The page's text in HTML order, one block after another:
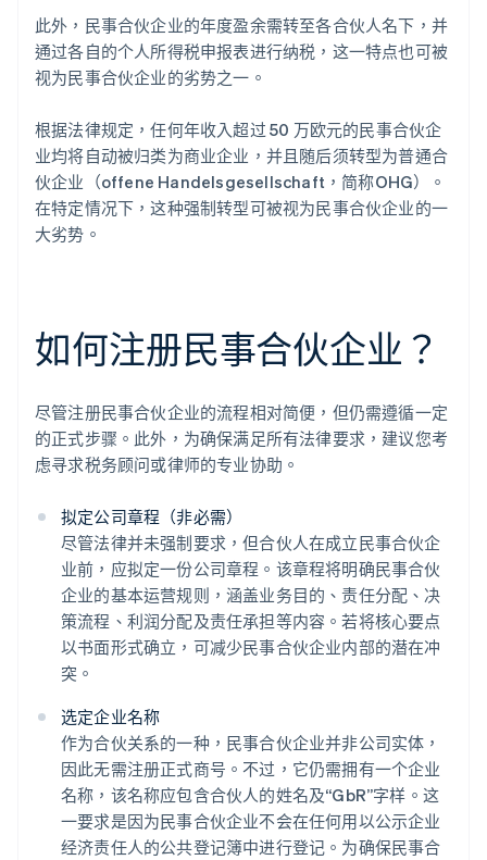
此外，民事合伙企业的年度盈余需转至各合伙人名下，并
通过各自的个人所得税申报表进行纳税，这一特点也可被
视为民事合伙企业的劣势之一。
根据法律规定，任何年收入超过 50 万欧元的民事合伙企
业均将自动被归类为商业企业，并且随后须转型为普通合
伙企业（offene Handelsgesellschaft，简称OHG）。
在特定情况下，这种强制转型可被视为民事合伙企业的一
大劣势。
如何注册民事合伙企业？
尽管注册民事合伙企业的流程相对简便，但仍需遵循一定
的正式步骤。此外，为确保满足所有法律要求，建议您考
虑寻求税务顾问或律师的专业协助。
拟定公司章程（非必需）
尽管法律并未强制要求，但合伙人在成立民事合伙企
业前，应拟定一份公司章程。该章程将明确民事合伙
企业的基本运营规则，涵盖业务目的、责任分配、决
策流程、利润分配及责任承担等内容。若将核心要点
以书面形式确立，可减少民事合伙企业内部的潜在冲
突。
选定企业名称
作为合伙关系的一种，民事合伙企业并非公司实体，
因此无需注册正式商号。不过，它仍需拥有一个企业
名称，该名称应包含合伙人的姓名及“GbR”字样。这
一要求是因为民事合伙企业不会在任何用以公示企业
经济责任人的公共登记簿中进行登记。为确保民事合